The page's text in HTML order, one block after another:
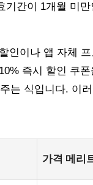
기간이 1개월 미
인이나 앱 자체
즉시 할인 쿠
는 식입니다. 이
가격 메리